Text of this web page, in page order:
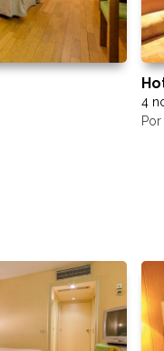
4
Por